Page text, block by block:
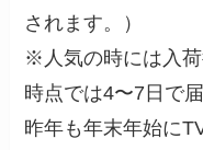
されます。）
※人気の時には入
時点では4〜7日で
昨年も年末年始に